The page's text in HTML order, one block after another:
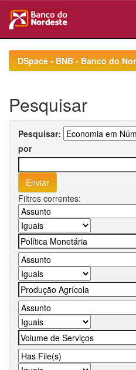
navigationDSpace - BNB - Banco do
Pesquisar
Pesquisar:
por
Filtros correntes: